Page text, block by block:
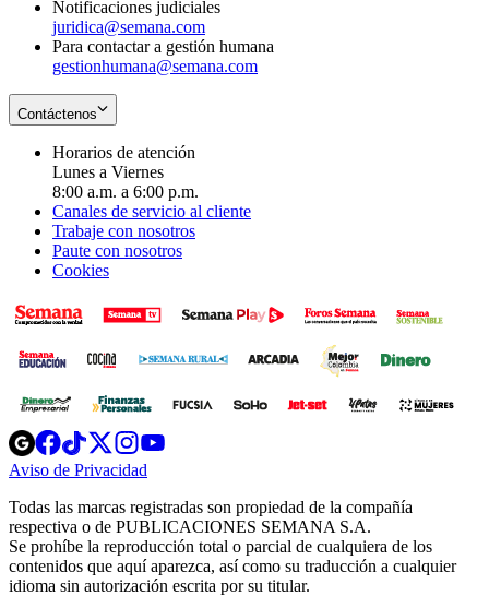
Notificaciones judiciales
juridica@semana.com
Para contactar a gestión humana
gestionhumana@semana.com
Contáctenos
Horarios de atención
Lunes a Viernes
8:00 a.m. a 6:00 p.m.
Canales de servicio al cliente
Trabaje con nosotros
Paute con nosotros
Cookies
Opens
in
new
Opens
in
new
Opens
in
new
window
Opens
new
windowwindow
Aviso de Privacidad
new
window
Todas las marcas registradas son propiedad de la compañía
respectiva o de PUBLICACIONES SEMANA S.A.
Se prohíbe la reproducción total o parcial de cualquiera de los
contenidos que aquí aparezca, así como su traducción a cualquier
idioma sin autorización escrita por su titular.